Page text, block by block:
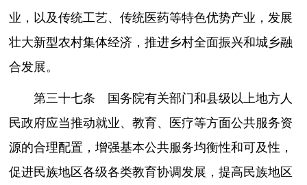
业，以及传统工艺、传统医药等特色优势产业，发展
壮大新型农村集体经济，推进乡村全面振兴和城乡融
合发展。
第三十七条 国务院有关部门和县级以上地方人
民政府应当推动就业、教育、医疗等方面公共服务资
源的合理配置，增强基本公共服务均衡性和可及性，
促进民族地区各级各类教育协调发展，提高民族地区